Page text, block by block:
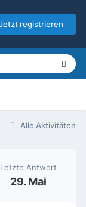
registrieren
Alle Aktivitäten
Letzte Antwort
29. Mai